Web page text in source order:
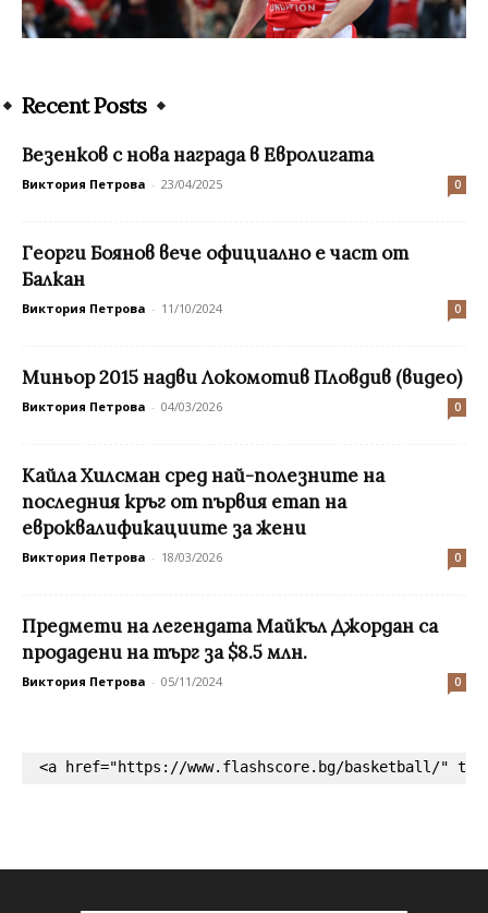
Recent Posts
Везенков с нова награда в Евролигата
Виктория Петрова - 23/04/2025 0
Георги Боянов вече официално е част от
Балкан
Виктория Петрова - 11/10/2024 0
Миньор 2015 надви Локомотив Пловдив (видео)
Виктория Петрова - 04/03/2026 0
Кайла Хилсман сред най-полезните на
последния кръг от първия етап на
евроквалификациите за жени
Виктория Петрова - 18/03/2026 0
Предмети на легендата Майкъл Джордан са
продадени на търг за $8.5 млн.
Виктория Петрова - 05/11/2024 0
<a href="https://www.flashscore.bg/basketball/"